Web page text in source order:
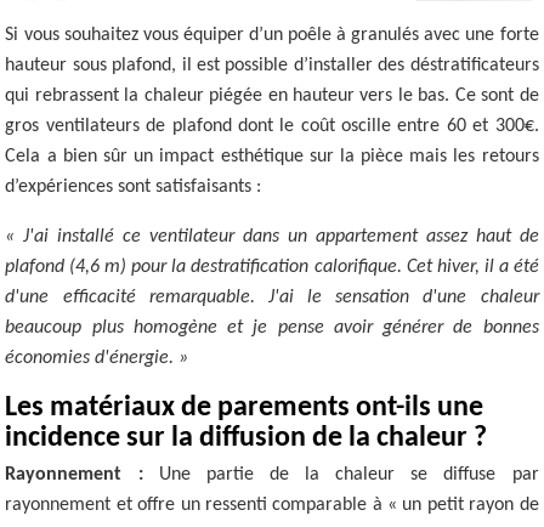
Si vous souhaitez vous équiper d’un poêle à granulés avec une forte
hauteur sous plafond, il est possible d’installer des déstratificateurs
qui rebrassent la chaleur piégée en hauteur vers le bas. Ce sont de
gros ventilateurs de plafond dont le coût oscille entre 60 et 300€.
Cela a bien sûr un impact esthétique sur la pièce mais les retours
d’expériences sont satisfaisants :
« J'ai installé ce ventilateur dans un appartement assez haut de
plafond (4,6 m) pour la destratification calorifique. Cet hiver, il a été
d'une efficacité remarquable. J'ai le sensation d'une chaleur
beaucoup plus homogène et je pense avoir générer de bonnes
économies d'énergie. »
Les matériaux de parements ont-ils une
incidence sur la diffusion de la chaleur ?
Rayonnement :Une partie de la chaleur se diffuse par
rayonnement et offre un ressenti comparable à « un petit rayon de